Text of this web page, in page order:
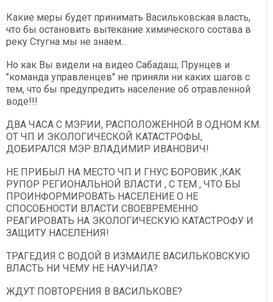
Какие меры будет принимать Васильковская власть,
что бы остановить вытекание химического состава в
реку Стугна мы не знаем...
Но как Вы видели на видео Сабадаш, Прунцев и
"команда управленцев" не приняли ни каких шагов с
тем, что бы предупредить население об отравленной
воде!!!
ДВА ЧАСА С МЭРИИ, РАСПОЛОЖЕННОЙ В ОДНОМ КМ.
ОТ ЧП И ЭКОЛОГИЧЕСКОЙ КАТАСТРОФЫ,
ДОБИРАЛСЯ МЭР ВЛАДИМИР ИВАНОВИЧ!
НЕ ПРИБЫЛ НА МЕСТО ЧП И ГНУС БОРОВИК ,КАК
РУПОР РЕГИОНАЛЬНОЙ ВЛАСТИ , С ТЕМ , ЧТО БЫ
ПРОИНФОРМИРОВАТЬ НАСЕЛЕНИЕ О НЕ
СПОСОБНОСТИ ВЛАСТИ СВОЕВРЕМЕННО
РЕАГИРОВАТЬ НА ЭКОЛОГИЧЕСКУЮ КАТАСТРОФУ И
ЗАЩИТУ НАСЕЛЕНИЯ!
ТРАГЕДИЯ С ВОДОЙ В ИЗМАИЛЕ ВАСИЛЬКОВСКУЮ
ВЛАСТЬ НИ ЧЕМУ НЕ НАУЧИЛА?
ЖДУТ ПОВТОРЕНИЯ В ВАСИЛЬКОВЕ?